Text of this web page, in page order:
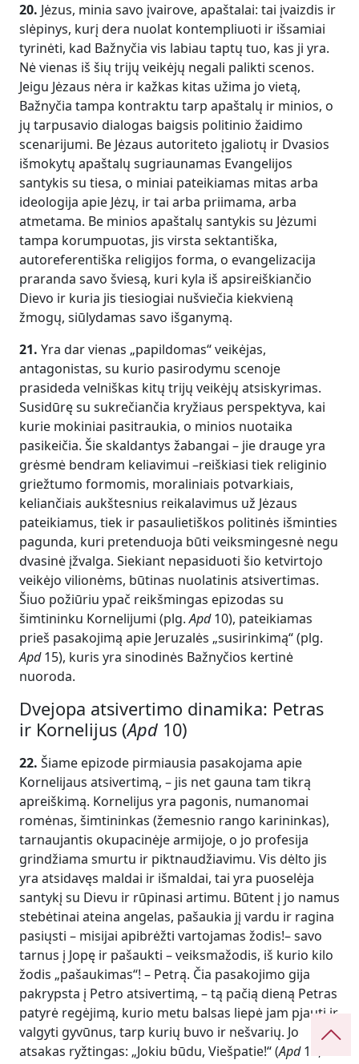
20. Jėzus, minia savo įvairove, apaštalai: tai įvaizdis ir
slėpinys, kurį dera nuolat kontempliuoti ir išsamiai
tyrinėti, kad Bažnyčia vis labiau taptų tuo, kas ji yra.
Nė vienas iš šių trijų veikėjų negali palikti scenos.
Jeigu Jėzaus nėra ir kažkas kitas užima jo vietą,
Bažnyčia tampa kontraktu tarp apaštalų ir minios, o
jų tarpusavio dialogas baigsis politinio žaidimo
scenarijumi. Be Jėzaus autoriteto įgaliotų ir Dvasios
išmokytų apaštalų sugriaunamas Evangelijos
santykis su tiesa, o miniai pateikiamas mitas arba
ideologija apie Jėzų, ir tai arba priimama, arba
atmetama. Be minios apaštalų santykis su Jėzumi
tampa korumpuotas, jis virsta sektantiška,
autoreferentiška religijos forma, o evangelizacija
praranda savo šviesą, kuri kyla iš apsireiškiančio
Dievo ir kuria jis tiesiogiai nušviečia kiekvieną
žmogų, siūlydamas savo išganymą.
21. Yra dar vienas „papildomas“ veikėjas,
antagonistas, su kurio pasirodymu scenoje
prasideda velniškas kitų trijų veikėjų atsiskyrimas.
Susidūrę su sukrečiančia kryžiaus perspektyva, kai
kurie mokiniai pasitraukia, o minios nuotaika
pasikeičia. Šie skaldantys žabangai – jie drauge yra
grėsmė bendram keliavimui –reiškiasi tiek religinio
griežtumo formomis, moraliniais potvarkiais,
keliančiais aukštesnius reikalavimus už Jėzaus
pateikiamus, tiek ir pasaulietiškos politinės išminties
pagunda, kuri pretenduoja būti veiksmingesnė negu
dvasinė įžvalga. Siekiant nepasiduoti šio ketvirtojo
veikėjo vilionėms, būtinas nuolatinis atsivertimas.
Šiuo požiūriu ypač reikšmingas epizodas su
šimtininku Kornelijumi (plg.Apd10), pateikiamas
prieš pasakojimą apie Jeruzalės „susirinkimą“ (plg.
Apd15), kuris yra sinodinės Bažnyčios kertinė
nuoroda.
Dvejopa atsivertimo dinamika: Petras
ir Kornelijus (Apd 10)
22. Šiame epizode pirmiausia pasakojama apie
Kornelijaus atsivertimą, – jis net gauna tam tikrą
apreiškimą. Kornelijus yra pagonis, numanomai
romėnas, šimtininkas (žemesnio rango karininkas),
tarnaujantis okupacinėje armijoje, o jo profesija
grindžiama smurtu ir piktnaudžiavimu. Vis dėlto jis
yra atsidavęs maldai ir išmaldai, tai yra puoselėja
santykį su Dievu ir rūpinasi artimu. Būtent į jo namus
stebėtinai ateina angelas, pašaukia jį vardu ir ragina
pasiųsti – misijai apibrėžti vartojamas žodis!– savo
tarnus į Jopę ir pašaukti – veiksmažodis, iš kurio kilo
žodis „pašaukimas“! – Petrą. Čia pasakojimo gija
pakrypsta į Petro atsivertimą, – tą pačią dieną Petras
patyrė regėjimą, kurio metu balsas liepė jam pjauti ir
valgyti gyvūnus, tarp kurių buvo ir nešvarių. Jo
atsakas ryžtingas: „Jokiu būdu, Viešpatie!“ (Apd10,